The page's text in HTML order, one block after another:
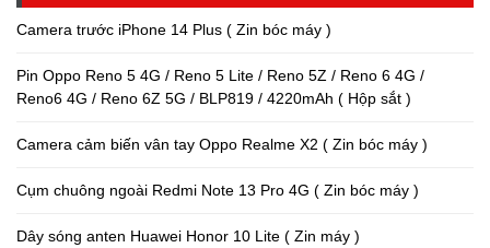
Camera trước iPhone 14 Plus ( Zin bóc máy )
Pin Oppo Reno 5 4G / Reno 5 Lite / Reno 5Z / Reno 6 4G /
Reno6 4G / Reno 6Z 5G / BLP819 / 4220mAh ( Hộp sắt )
Camera cảm biến vân tay Oppo Realme X2 ( Zin bóc máy )
Cụm chuông ngoài Redmi Note 13 Pro 4G ( Zin bóc máy )
Dây sóng anten Huawei Honor 10 Lite ( Zin máy )